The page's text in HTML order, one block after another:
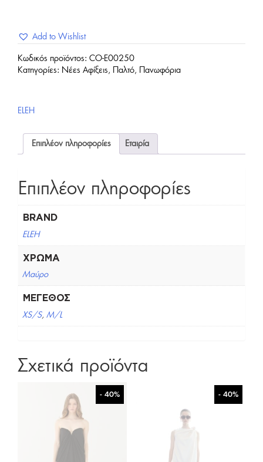
Add to Wishlist
Κωδικός προϊόντος: CO-E00250
Κατηγορίες: Νέες Αφίξεις , Παλτό, Πανωφόρια
ELEH
Επιπλέον πληροφορίες Εταιρία
Επιπλέον πληροφορίες
BRAND
ELEH
ΧΡΏΜΑ
Μαύρο
ΜΈΓΕΘΟΣ
XS/S, M/L
Σχετικά προϊόντα
- 40% - 40%